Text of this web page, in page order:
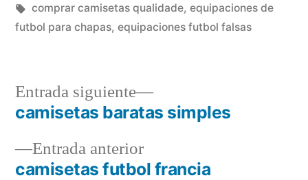
en
Etiquetas:
comprar camisetas qualidade, equipaciones de
futbol para chapas, equipaciones futbol falsas
Navegación
deEntrada anteriorEntrada
anterior:
camisetas futbol francia
Entrada siguiente
Entrada
siguiente:
camisetas baratas simples